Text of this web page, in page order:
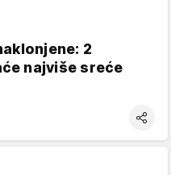
2
najviše sreće